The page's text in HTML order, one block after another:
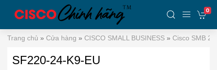
0
Trang chủ » Cửa hàng » CISCO SMALL BUSINESS » Cisco SMB
SF220-24-K9-EU